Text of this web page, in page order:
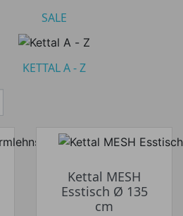
SALE
KETTAL A - Z
Kettal MESH
Esstisch Ø 135
cm